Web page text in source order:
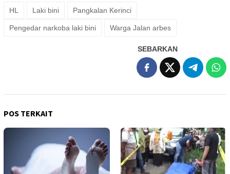
HL Laki bini Pangkalan Kerinci
Pengedar narkoba laki bini Warga Jalan arbes
SEBARKAN
POS TERKAIT